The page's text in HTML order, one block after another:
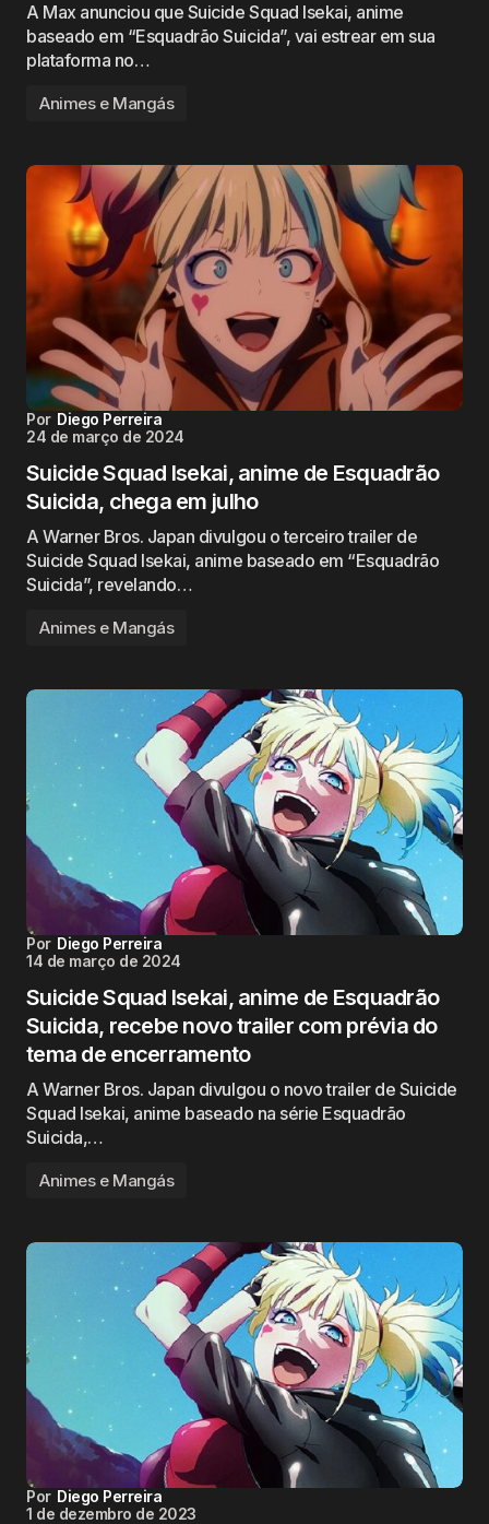
A Max anunciou que Suicide Squad Isekai, anime
baseado em “Esquadrão Suicida”, vai estrear em sua
plataforma no…
Animes e Mangás
Por Diego Perreira
24 de março de 2024
Suicide Squad Isekai, anime de Esquadrão
Suicida, chega em julho
A Warner Bros. Japan divulgou o terceiro trailer de
Suicide Squad Isekai, anime baseado em “Esquadrão
Suicida”, revelando…
Animes e Mangás
Por Diego Perreira
14 de março de 2024
Suicide Squad Isekai, anime de Esquadrão
Suicida, recebe novo trailer com prévia do
tema de encerramento
A Warner Bros. Japan divulgou o novo trailer de Suicide
Squad Isekai, anime baseado na série Esquadrão
Suicida,…
Animes e Mangás
Por Diego Perreira
1 de dezembro de 2023